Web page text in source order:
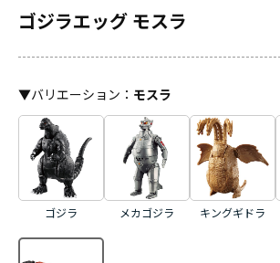
ゴジラエッグ モスラ
▼バリエーション ： モスラ
ゴジラ メカゴジラ キングギドラ